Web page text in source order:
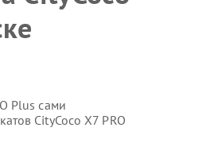
Plus сами
CityCoco X7 PRO